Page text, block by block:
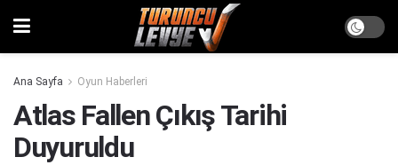
Ana Sayfa Oyun Haberleri
Atlas Fallen Çıkış Tarihi
Duyuruldu